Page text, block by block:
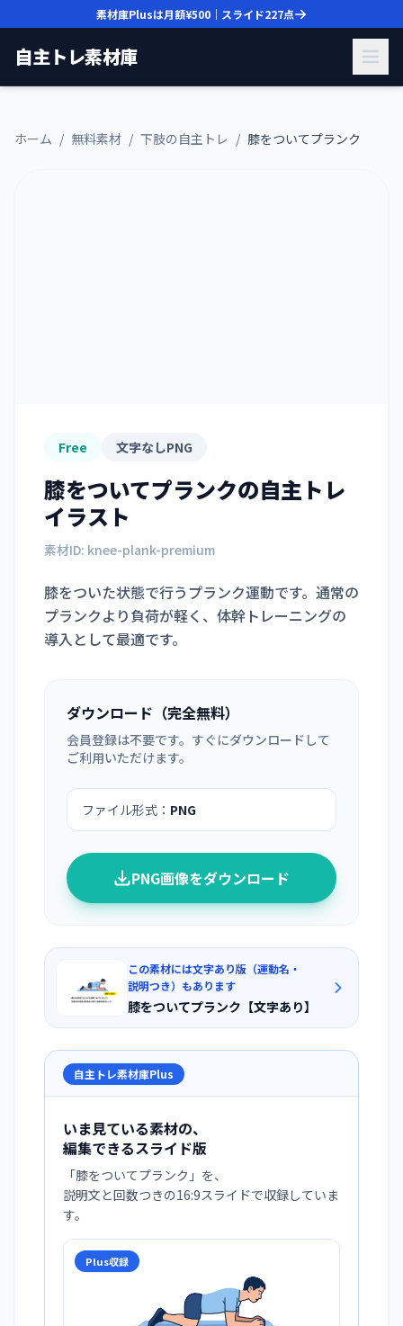
素材庫Plusは月額¥500 ｜スライド227点
自主トレ素材庫
ホーム / 無料素材 / 下肢の自主トレ / 膝をついてプランク
Free 文字なしPNG
膝をついてプランクの自主トレ
イラスト
素材ID: knee-plank-premium
膝をついた状態で行うプランク運動です。通常の
プランクより負荷が軽く、体幹トレーニングの
導入として最適です。
ダウンロード（完全無料）
会員登録は不要です。すぐにダウンロードして
ご利用いただけます。
ファイル形式： PNG
PNG画像をダウンロード
この素材には文字あり版（運動名・
説明つき）もあります
膝をついてプランク【文字あり】
自主トレ素材庫Plus
いま見ている素材の、
編集できるスライド版
「膝をついてプランク 」を、
説明文と回数つきの16:9スライドで収録していま
す。
Plus収録